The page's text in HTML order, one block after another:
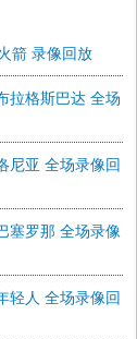
箭 录像回放
拉格斯巴达 全场
尼亚 全场录像回
塞罗那 全场录像
轻人 全场录像回